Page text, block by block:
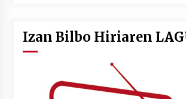
Izan Bilbo Hiriaren